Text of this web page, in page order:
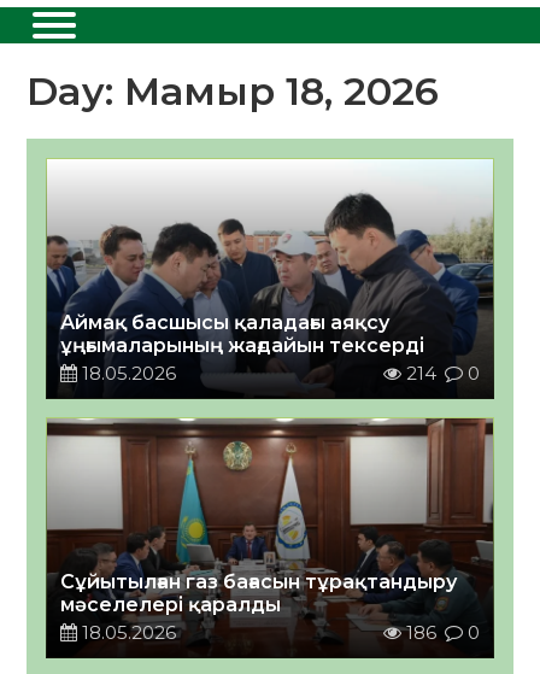
Day: Мамыр 18, 2026
Аймақ басшысы қаладағы аяқсу
ұңғымаларының жағдайын тексерді
18.05.2026
214 0
Сұйытылған газ бағасын тұрақтандыру
мәселелері қаралды
18.05.2026
186 0